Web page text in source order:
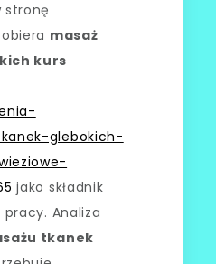
stronę
masaż
kurs
glebokich-
jako składnik
pracy. Analiza
tkanek